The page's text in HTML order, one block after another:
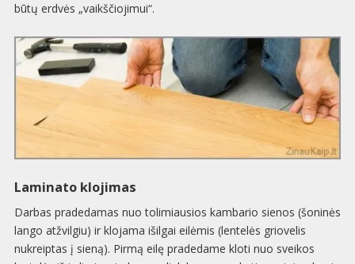
būtų erdvės „vaikščiojimui“.
Laminato klojimas
Darbas pradedamas nuo tolimiausios kambario sienos (šoninės
lango atžvilgiu) ir klojama išilgai eilėmis (lentelės griovelis
nukreiptas į sieną). Pirmą eilę pradedame kloti nuo sveikos